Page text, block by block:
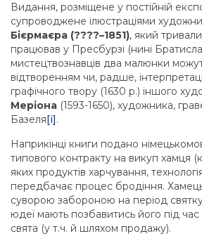
Видання, розміщене у постійній
супроводжене ілюстраціями
Бієрмаєра (????–1851), який
працював у Пресбурзі (нині
мистецтвознавців два малюнки
відтворенням чи, радше,
графічного твору (1630 р.) іншого
Меріона (1593-1650), художника,
Базеля[i].
Наприкінці книги подано
типового контракту на викуп хамця
яких продуктів харчування,
передбачає процес бродіння.
суворою забороною на період
юдеї мають позбавитись його під
свята (у т.ч. й шляхом продажу).